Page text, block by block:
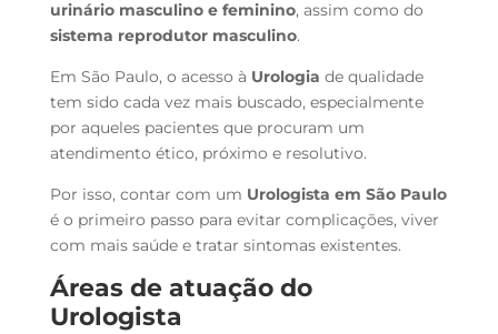
urinário masculino e feminino, assim como do
sistema reprodutor masculino.
Em São Paulo, o acesso à Urologia de qualidade
tem sido cada vez mais buscado, especialmente
por aqueles pacientes que procuram um
atendimento ético, próximo e resolutivo.
Por isso, contar com um Urologista em São Paulo
é o primeiro passo para evitar complicações, viver
com mais saúde e tratar sintomas existentes.
Áreas de atuação do
Urologista